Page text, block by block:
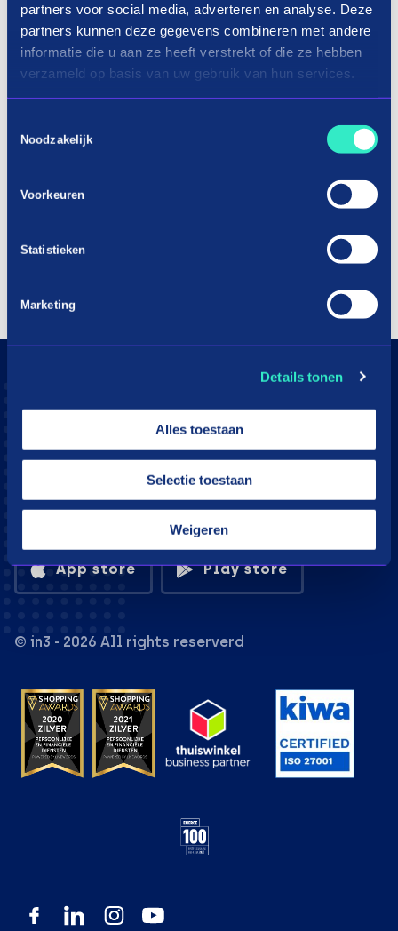
partners voor social media, adverteren en analyse. Deze
partners kunnen deze gegevens combineren met andere
informatie die u aan ze heeft verstrekt of die ze hebben
verzameld op basis van uw gebruik van hun services.
Noodzakelijk
Voorkeuren
Statistieken
Marketing
Details tonen
Alles toestaan
Selectie toestaan
Weigeren
Download the in3 app
App store Play store
© in3 - 2026 All rights reserverd